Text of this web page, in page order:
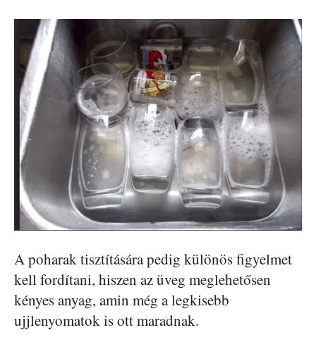
A poharak tisztítására pedig különös figyelmet
kell fordítani, hiszen az üveg meglehetősen
kényes anyag, amin még a legkisebb
ujjlenyomatok is ott maradnak.